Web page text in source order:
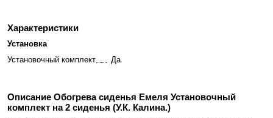
Характеристики
Установка
Установочный комплект
Да
Описание Обогрева сиденья Емеля Установочный
комплект на 2 сиденья (У.К. Калина.)